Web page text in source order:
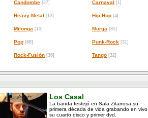
Candombe [27] Carnaval [1]
Heavy-Metal [13] Hip-Hop [4]
Milonga [10] Murga [85]
Pop [68] Punk-Rock [31]
Rock-Fusión [36] Tango [32]
Los Casal
La banda festejó en Sala Zitarrosa su
primera década de vida grabando en vivo
su cuarto disco y primer dvd.